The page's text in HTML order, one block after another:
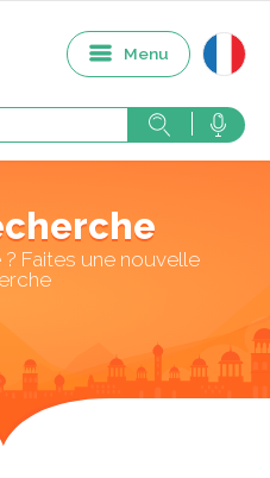
Menu
? Faites une nouvelle